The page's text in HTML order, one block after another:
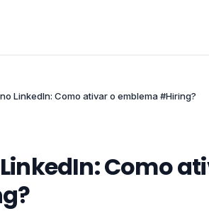
LinkedIn: Como ativar o emblema #Hiring?
Como